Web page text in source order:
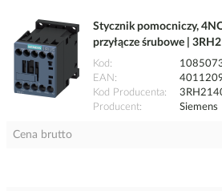
Stycznik pomocniczy,
przyłącze śrubowe |
Kod
EAN
Kod Producenta
Producent
Siemens
Cena brutto